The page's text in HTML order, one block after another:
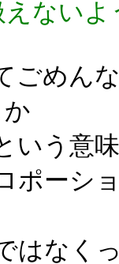
ない
ごめん
いう意
ポーシ
はなく